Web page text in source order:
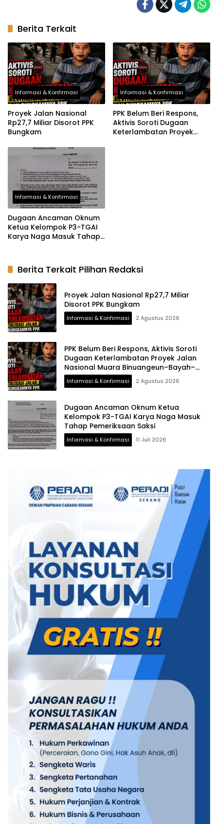
Berita Terkait
Informasi & Konfirmasi
Proyek Jalan Nasional
Rp27,7 Miliar Disorot PPK
Bungkam
Informasi & Konfirmasi
PPK Belum Beri Respons,
Aktivis Soroti Dugaan
Keterlambatan Proyek
Informasi & Konfirmasi
Dugaan Ancaman Oknum
Ketua Kelompok P3-TGAI
Karya Naga Masuk Tahap
Berita Terkait Pilihan Redaksi
Proyek Jalan Nasional Rp27,7 Miliar
Disorot PPK Bungkam
Informasi & Konfirmasi 2 Agustus 2026
PPK Belum Beri Respons, Aktivis Soroti
Dugaan Keterlambatan Proyek Jalan
Nasional Muara Binuangeun–Bayah–
Cibareno
Informasi & Konfirmasi 2 Agustus 2026
Dugaan Ancaman Oknum Ketua
Kelompok P3-TGAI Karya Naga Masuk
Tahap Pemeriksaan Saksi
Informasi & Konfirmasi 11 Juli 2026